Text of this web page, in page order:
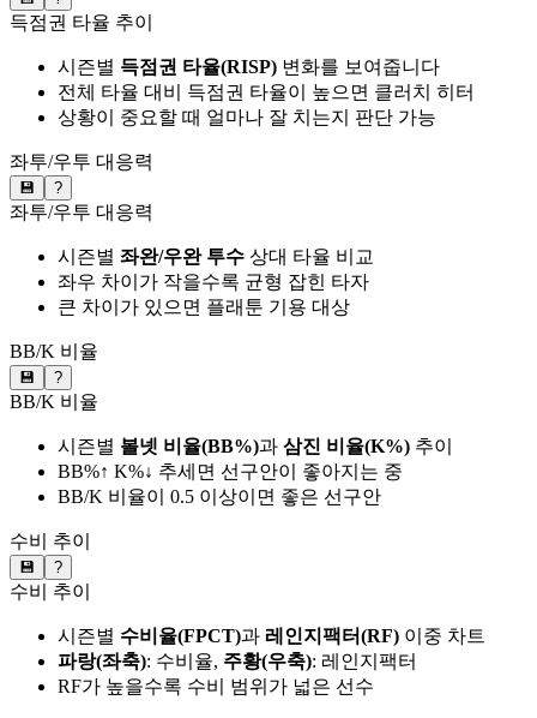
득점권 타율 추이
시즌별 득점권 타율(RISP) 변화를 보여줍니다
전체 타율 대비 득점권 타율이 높으면 클러치 히터
상황이 중요할 때 얼마나 잘 치는지 판단 가능
좌투/우투 대응력
💾 ?
좌투/우투 대응력
시즌별 좌완/우완 투수 상대 타율 비교
좌우 차이가 작을수록 균형 잡힌 타자
큰 차이가 있으면 플래툰 기용 대상
BB/K 비율
💾 ?
BB/K 비율
시즌별 볼넷 비율(BB%)과 삼진 비율(K%) 추이
BB%↑ K%↓ 추세면 선구안이 좋아지는 중
BB/K 비율이 0.5 이상이면 좋은 선구안
수비 추이
💾 ?
수비 추이
시즌별 수비율(FPCT)과 레인지팩터(RF) 이중 차트
파랑(좌축): 수비율, 주황(우축): 레인지팩터
RF가 높을수록 수비 범위가 넓은 선수